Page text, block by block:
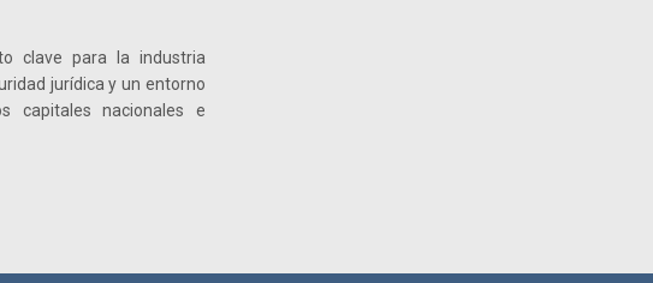
clave para la industria
jurídica y un entorno
capitales nacionales e